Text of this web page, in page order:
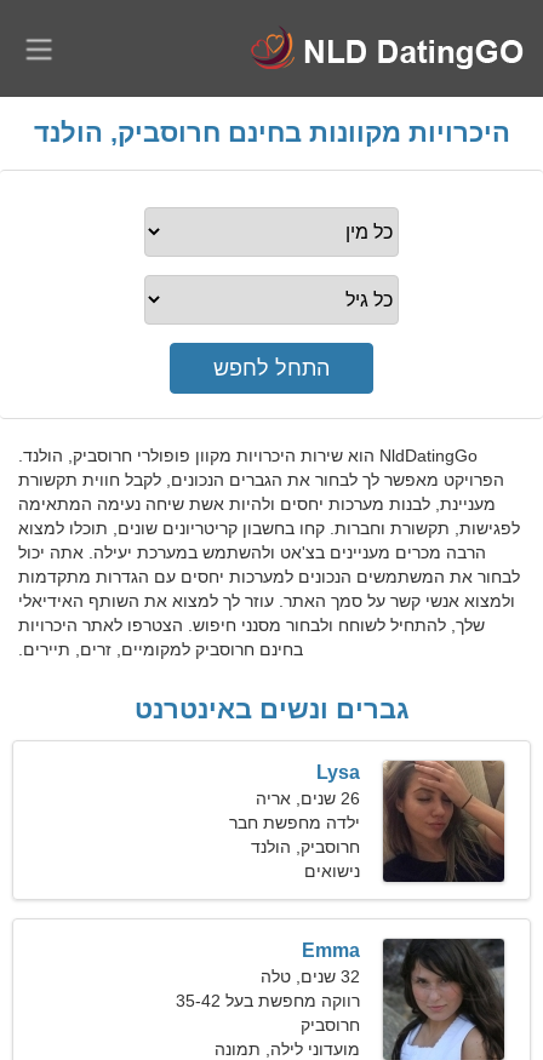
היכרויות מקוונות בחינם חרוסביק, הולנד
NldDatingGo הוא שירות היכרויות מקוון פופולרי חרוסביק, הולנד.
הפרויקט מאפשר לך לבחור את הגברים הנכונים, לקבל חווית תקשורת
מעניינת, לבנות מערכות יחסים ולהיות אשת שיחה נעימה המתאימה
לפגישות, תקשורת וחברות. קחו בחשבון קריטריונים שונים, תוכלו למצוא
הרבה מכרים מעניינים בצ'אט ולהשתמש במערכת יעילה. אתה יכול
לבחור את המשתמשים הנכונים למערכות יחסים עם הגדרות מתקדמות
ולמצוא אנשי קשר על סמך האתר. עוזר לך למצוא את השותף האידיאלי
שלך, להתחיל לשוחח ולבחור מסנני חיפוש. הצטרפו לאתר היכרויות
בחינם חרוסביק למקומיים, זרים, תיירים.
גברים ונשים באינטרנט
Lysa
26 שנים, אריה
ילדה מחפשת חבר
חרוסביק, הולנד
נישואים
Emma
32 שנים, טלה
רווקה מחפשת בעל 35-42
חרוסביק
מועדוני לילה, תמונה